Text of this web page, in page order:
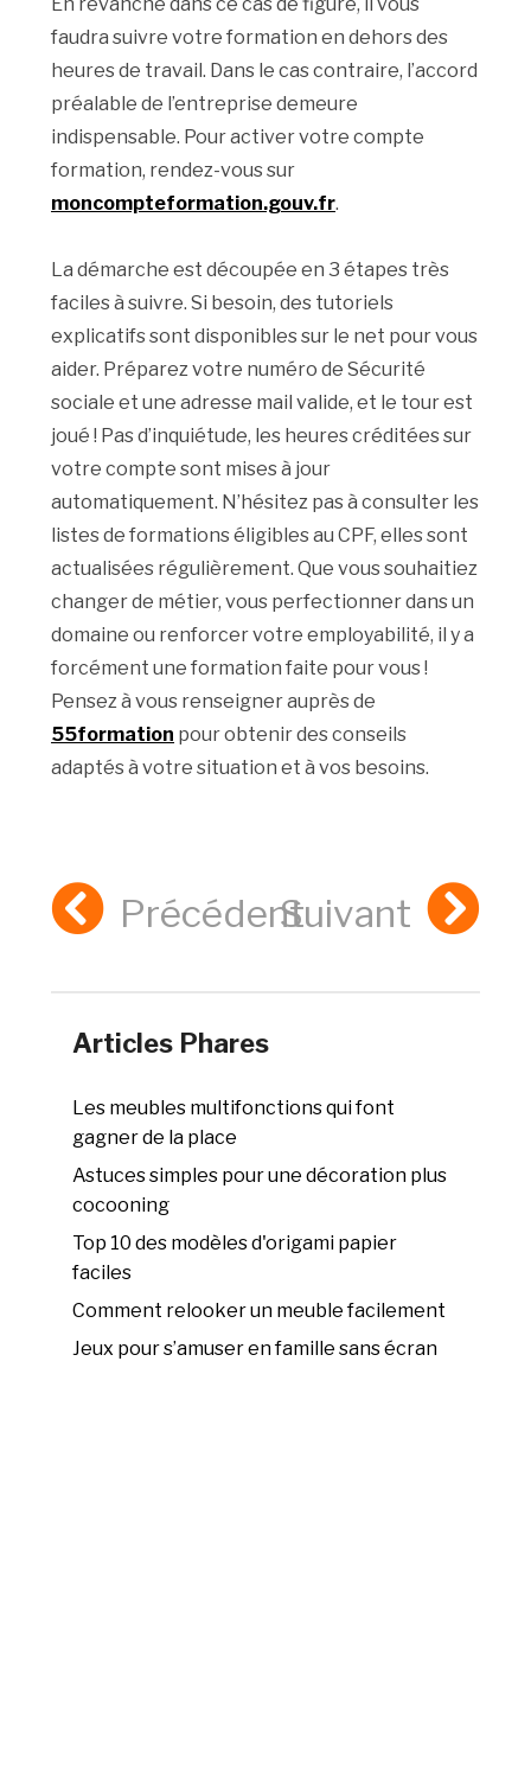
faudra suivre votre formation en dehors des
heures de travail. Dans le cas contraire, l’accord
préalable de l’entreprise demeure
indispensable. Pour activer votre compte
formation, rendez-vous sur
moncompteformation.gouv.fr.
La démarche est découpée en 3 étapes très
faciles à suivre. Si besoin, des tutoriels
explicatifs sont disponibles sur le net pour vous
aider. Préparez votre numéro de Sécurité
sociale et une adresse mail valide, et le tour est
joué ! Pas d’inquiétude, les heures créditées sur
votre compte sont mises à jour
automatiquement. N’hésitez pas à consulter les
listes de formations éligibles au CPF, elles sont
actualisées régulièrement. Que vous souhaitiez
changer de métier, vous perfectionner dans un
domaine ou renforcer votre employabilité, il y a
forcément une formation faite pour vous !
Pensez à vous renseigner auprès de
55formation pour obtenir des conseils
adaptés à votre situation et à vos besoins.
PrécédentSuivant
Articles Phares
Les meubles multifonctions qui font
gagner de la place
Astuces simples pour une décoration plus
cocooning
Top 10 des modèles d'origami papier
faciles
Comment relooker un meuble facilement
Jeux pour s’amuser en famille sans écran